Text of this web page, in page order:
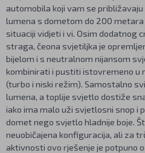
automobila koji vam se
lumena s dometom do 200 metara
situaciji vidjeti i vi. Osim dodatnog
straga, čeona svjetiljka je
bijelom i s neutralnom nijansom
kombinirati i pustiti istovremeno u
(turbo i niski režim). Samostalno
lumena, a toplije svjetlo dostiže
iako ima malo uži svjetlosni snop i
domet nego svjetlo hladnije boje.
neuobičajena konfiguracija, ali za
aktivnosti ovo rješenje je potpuno